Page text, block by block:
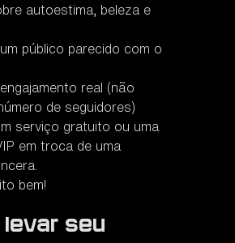
autoestima, beleza e
público parecido com o
real (não
de seguidores)
serviço gratuito ou uma
em troca de uma
bem!
levar seu